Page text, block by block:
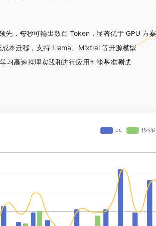
先，每秒可输出数百 Token，显著优于 GPU 方案
本迁移，支持 Llama、Mixtral 等开源模型
习高速推理实践和进行应用性能基准测试